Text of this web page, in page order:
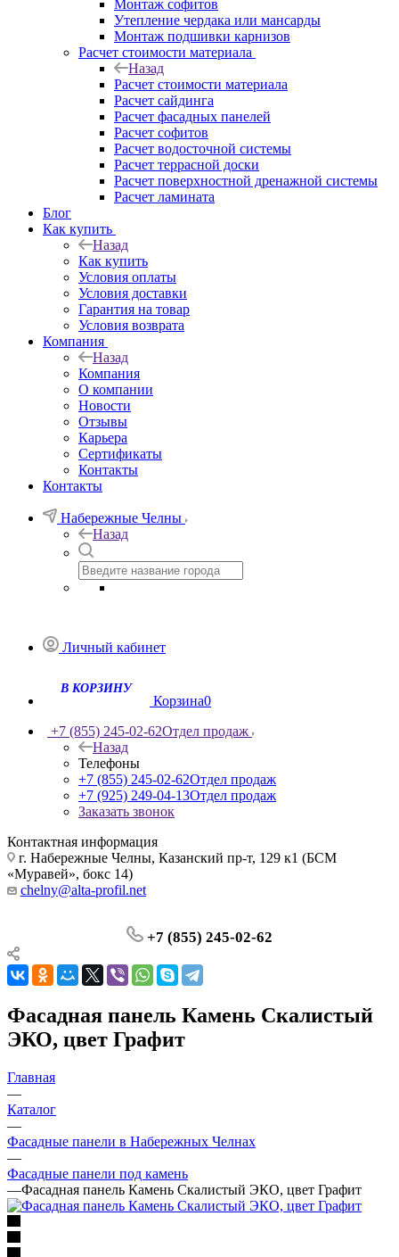
Монтаж софитов
Утепление чердака или мансарды
Монтаж подшивки карнизов
Расчет стоимости материала
Назад
Расчет стоимости материала
Расчет сайдинга
Расчет фасадных панелей
Расчет софитов
Расчет водосточной системы
Расчет террасной доски
Расчет поверхностной дренажной системы
Расчет ламината
Блог
Как купить
Назад
Как купить
Условия оплаты
Условия доставки
Гарантия на товар
Условия возврата
Компания
Назад
Компания
О компании
Новости
Отзывы
Карьера
Сертификаты
Контакты
Контакты
Набережные Челны
Назад
Личный кабинет
Корзина0
+7 (855) 245-02-62Отдел продаж
Назад
Телефоны
+7 (855) 245-02-62Отдел продаж
+7 (925) 249-04-13Отдел продаж
Заказать звонок
Контактная информация
г. Набережные Челны, Казанский пр-т, 129 к1 (БСМ
«Муравей», бокс 14)
chelny@alta-profil.net
+7 (855) 245-02-62
Фасадная панель Камень Скалистый
ЭКО, цвет Графит
Главная
—
Каталог
—
Фасадные панели в Набережных Челнах
—
Фасадные панели под камень
—Фасадная панель Камень Скалистый ЭКО, цвет Графит